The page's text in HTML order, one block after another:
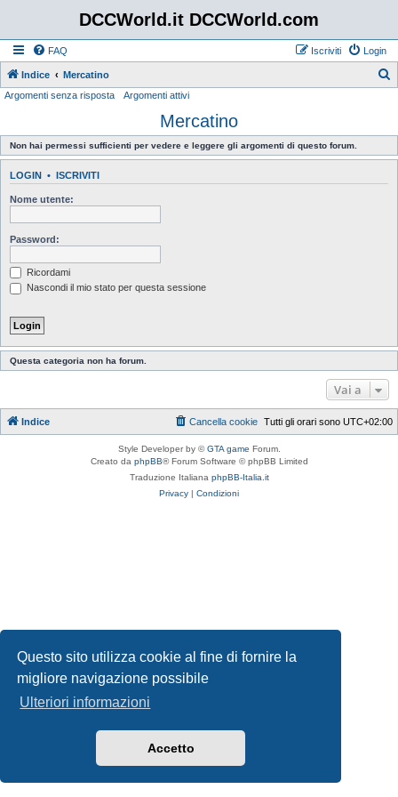
Questo sito utilizza cookie al fine di fornire la
migliore navigazione possibile
Ulteriori informazioni
Accetto
DCCWorld.it DCCWorld.com
FAQ Login
Iscriviti
Indice Mercatino
c
a
Argomenti senza risposta Argomenti attivi
Mercatino
Non hai permessi sufficienti per vedere e leggere gli argomenti di questo forum.
LOGIN • ISCRIVITI
Nome utente:
Password:
Ricordami
Nascondi il mio stato per questa sessione
Questa categoria non ha forum.
Vai a
Indice Tutti gli orari sono UTC+02:00
Cancella cookie
Style Developer by ©GTA game Forum.
Creato da phpBB® Forum Software © phpBB Limited
Traduzione Italiana phpBB-Italia.it
Privacy | Condizioni